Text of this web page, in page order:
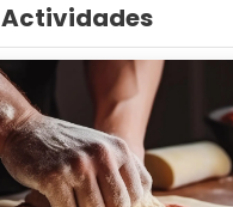
Actividades